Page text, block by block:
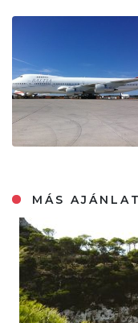
MÁS